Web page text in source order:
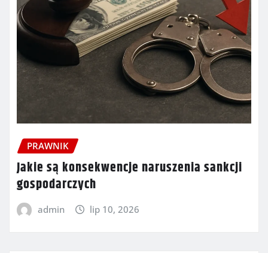
PRAWNIK
Jakie są konsekwencje naruszenia sankcji
gospodarczych
admin lip 10, 2026